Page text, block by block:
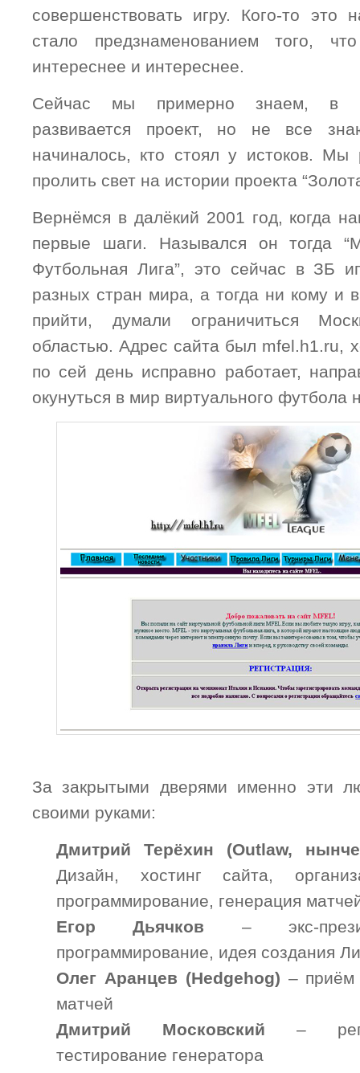
совершенствовать игру. Кого-то это
стало предзнаменованием того,
интереснее и интереснее.
Сейчас мы примерно знаем, в
развивается проект, но не все
начиналось, кто стоял у истоков. Мы
пролить свет на истории проекта
Вернёмся в далёкий 2001 год, когда
первые шаги. Назывался он тогда
Футбольная Лига”, это сейчас в ЗБ
разных стран мира, а тогда ни кому и
прийти, думали ограничиться
областью. Адрес сайта был mfel.h1.ru,
по сей день исправно работает,
окунуться в мир виртуального футбола
За закрытыми дверями именно эти
своими руками:
Дмитрий Терёхин (Outlaw,
Дизайн, хостинг сайта,
программирование, генерация
Егор Дьячков – экс-
программирование, идея создания
Олег Аранцев (Hedgehog) – приём
матчей
Дмитрий Московский –
тестирование генератора